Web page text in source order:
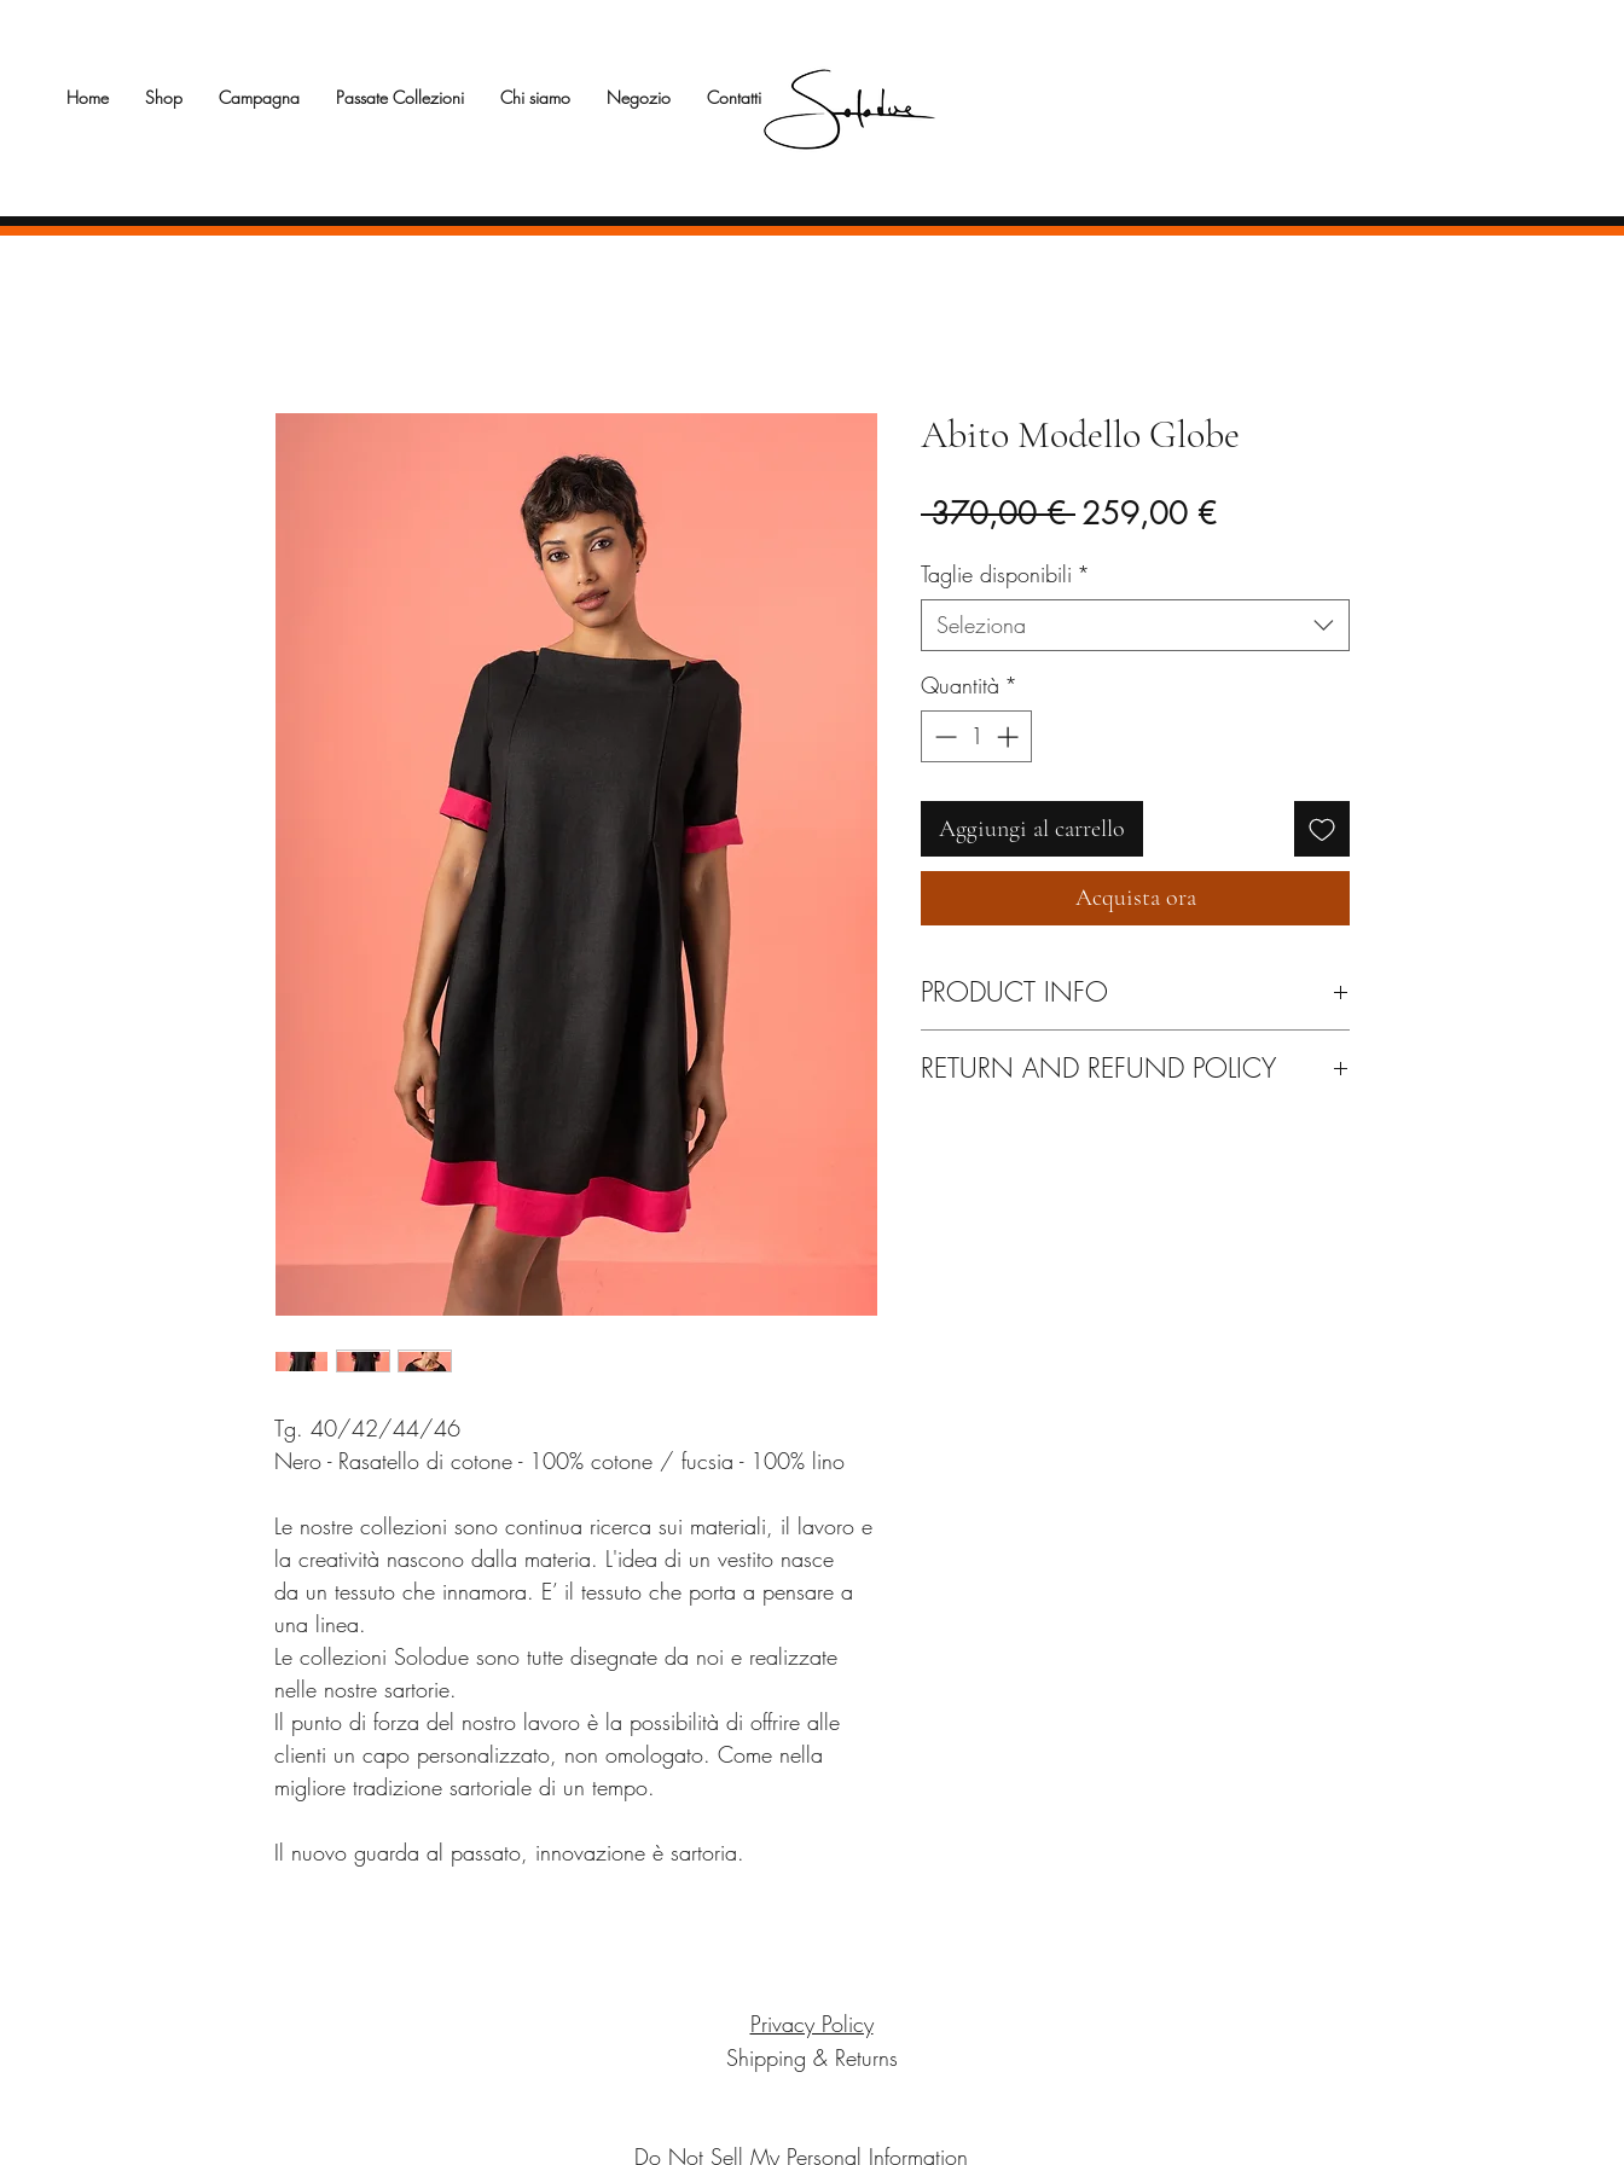
Home Shop Campagna Passate Collezioni Chi siamo Negozio Contatti
Tg. 40/42/44/46
Nero - Rasatello di cotone - 100% cotone / fucsia - 100% lino
Le nostre collezioni sono continua ricerca sui materiali, il lavoro e
la creatività nascono dalla materia. L'idea di un vestito nasce
da un tessuto che innamora. E’ il tessuto che porta a pensare a
una linea.
Le collezioni Solodue sono tutte disegnate da noi e realizzate
nelle nostre sartorie.
Il punto di forza del nostro lavoro è la possibilità di offrire alle
clienti un capo personalizzato, non omologato. Come nella
migliore tradizione sartoriale di un tempo.
Il nuovo guarda al passato, innovazione è sartoria.
Abito Modello Globe
370,00 € Prezzo
regolare
259,00 €Prezzo
Taglie disponibili *
Seleziona
Quantità *
Aggiungi al carrello
Acquista ora
PRODUCT INFO
RETURN AND REFUND POLICY
Privacy Policy
Shipping & Returns
Do Not Sell My Personal Information